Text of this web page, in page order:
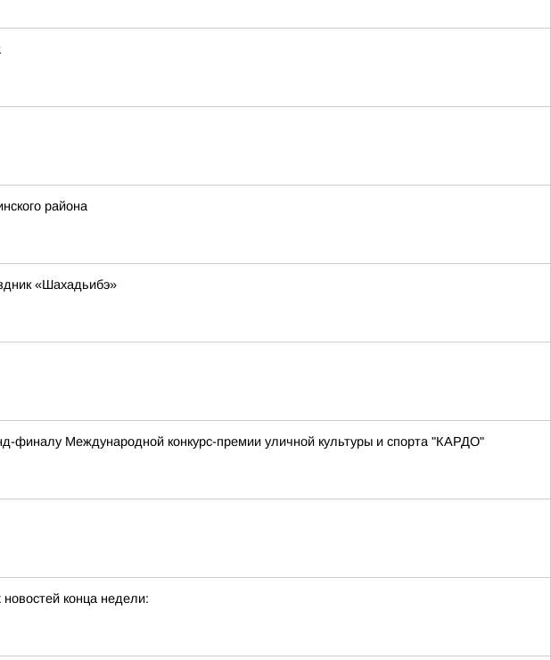
района
«Шахадьибэ»
финалу Международной конкурс-премии уличной культуры и спорта "КАРДО"
конца недели: